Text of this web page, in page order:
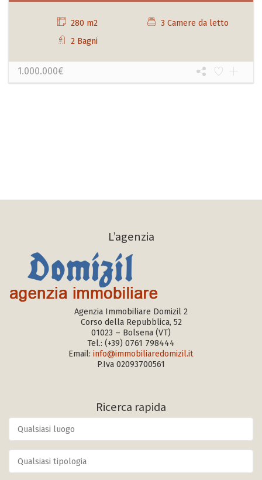
280 m2
3 Camere da letto
2 Bagni
1.000.000€
L’agenzia
Agenzia Immobiliare Domizil 2
Corso della Repubblica, 52
01023 – Bolsena (VT)
Tel.: (+39) 0761 798444
Email: info@immobiliaredomizil.it
P.Iva 02093700561
Ricerca rapida